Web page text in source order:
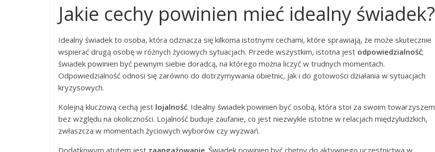
Jakie cechy powinien mieć idealny świadek?
Idealny świadek to osoba, która odznacza się kilkoma istotnymi cechami, które sprawiają, że może skutecznie
wspierać drugą osobę w różnych życiowych sytuacjach. Przede wszystkim, istotna jest odpowiedzialność;
świadek powinien być pewnym siebie doradcą, na którego można liczyć w trudnych momentach.
Odpowiedzialność odnosi się zarówno do dotrzymywania obietnic, jak i do gotowości działania w sytuacjach
kryzysowych.
Kolejną kluczową cechą jest lojalność. Idealny świadek powinien być osobą, która stoi za swoim towarzyszem
bez względu na okoliczności. Lojalność buduje zaufanie, co jest niezwykle istotne w relacjach międzyludzkich,
zwłaszcza w momentach życiowych wyborów czy wyzwań.